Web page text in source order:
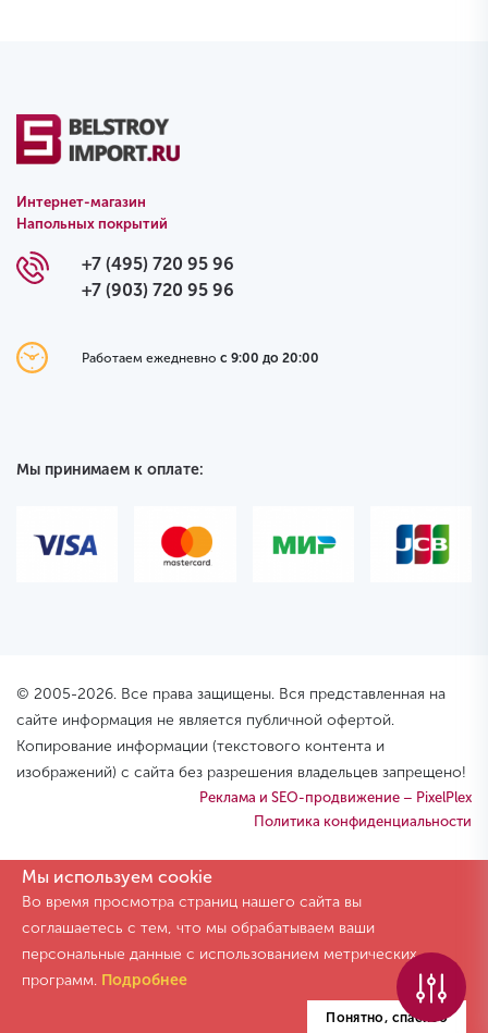
Интернет-магазин
Напольных покрытий
+7 (495) 720 95 96
+7 (903) 720 95 96
Работаем ежедневно с 9:00 до 20:00
Мы принимаем к оплате:
© 2005-2026. Все права защищены. Вся представленная на
сайте информация не является публичной офертой.
Копирование информации (текстового контента и
изображений) с сайта без разрешения владельцев запрещено!
Реклама и SEO-продвижение – PixelPlex
Политика конфиденциальности
Мы используем cookie
Во время просмотра страниц нашего сайта вы
соглашаетесь с тем, что мы обрабатываем ваши
персональные данные с использованием метрических
программ. Подробнее
Понятно, спасибо